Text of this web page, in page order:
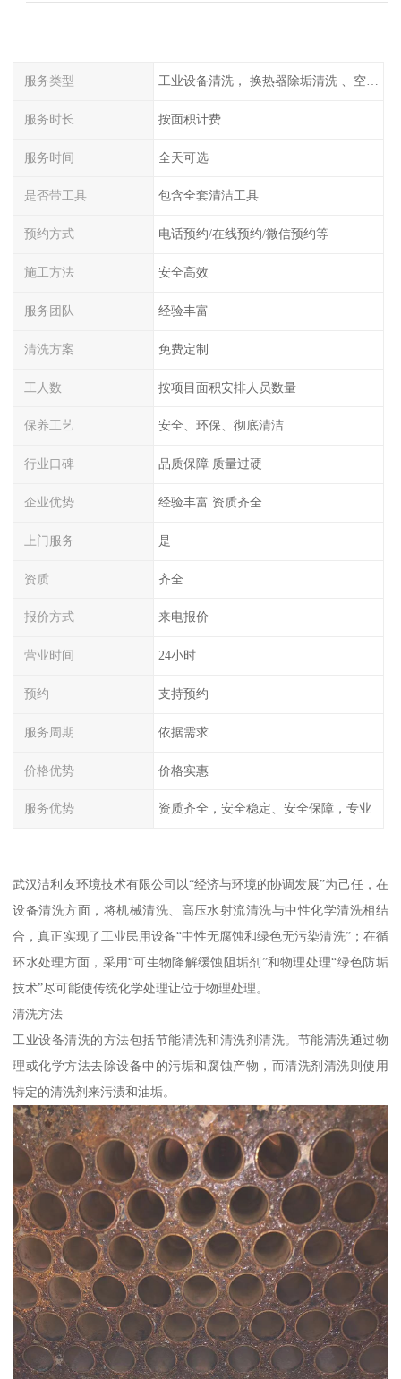
服务类型 工业设备清洗， 换热器除垢清洗 、空调清洗等
服务时长 按面积计费
服务时间 全天可选
是否带工具 包含全套清洁工具
预约方式 电话预约/在线预约/微信预约等
施工方法 安全高效
服务团队 经验丰富
清洗方案 免费定制
工人数 按项目面积安排人员数量
保养工艺 安全、环保、彻底清洁
行业口碑 品质保障 质量过硬
企业优势 经验丰富 资质齐全
上门服务 是
资质 齐全
报价方式 来电报价
营业时间 24小时
预约 支持预约
服务周期 依据需求
价格优势 价格实惠
服务优势 资质齐全，安全稳定、安全保障，专业
武汉洁利友环境技术有限公司以“经济与环境的协调发展”为己任，在
设备清洗方面，将机械清洗、高压水射流清洗与中性化学清洗相结
合，真正实现了工业民用设备“中性无腐蚀和绿色无污染清洗”；在循
环水处理方面，采用“可生物降解缓蚀阻垢剂”和物理处理“绿色防垢
技术”尽可能使传统化学处理让位于物理处理。
清洗方法
工业设备清洗的方法包括节能清洗和清洗剂清洗。节能清洗通过物
理或化学方法去除设备中的污垢和腐蚀产物，而清洗剂清洗则使用
特定的清洗剂来污渍和油垢。